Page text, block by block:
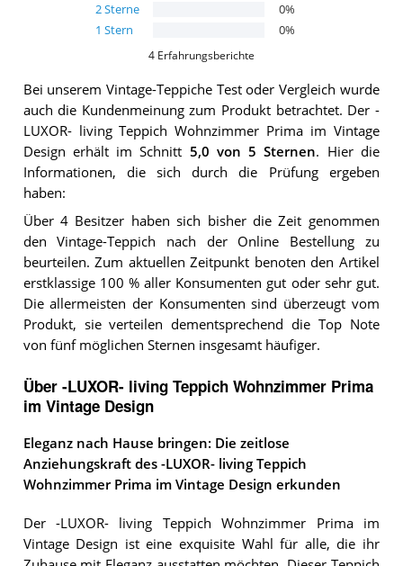
2Sterne 0%
1 Stern 0%
4 Erfahrungsberichte
Bei unseremVintage-Teppiche Test oder Vergleich wurde
auch die Kundenmeinung zum Produkt betrachtet. Der -
LUXOR- living Teppich Wohnzimmer Prima im Vintage
Design erhält im Schnitt 5,0 von 5 Sternen. Hier die
Informationen, die sich durch die Prüfung ergeben
haben:
Über 4 Besitzer haben sich bisher die Zeit genommen
den Vintage-Teppich nach der Online Bestellung zu
beurteilen. Zum aktuellen Zeitpunkt benoten den Artikel
erstklassige 100 % aller Konsumenten gut oder sehr gut.
Die allermeisten der Konsumenten sind überzeugt vom
Produkt, sie verteilen dementsprechend die Top Note
von fünf möglichen Sternen insgesamt häufiger.
Über -LUXOR- living Teppich Wohnzimmer Prima
im Vintage Design
Eleganz nach Hause bringen: Die zeitlose
Anziehungskraft des -LUXOR- living Teppich
Wohnzimmer Prima im Vintage Design erkunden
Der -LUXOR- living Teppich Wohnzimmer Prima im
Vintage Design ist eine exquisite Wahl für alle, die ihr